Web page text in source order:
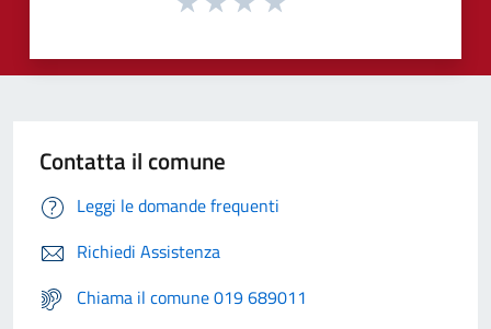
Contatta il comune
Leggi le domande frequenti
Richiedi Assistenza
Chiama il comune 019 689011